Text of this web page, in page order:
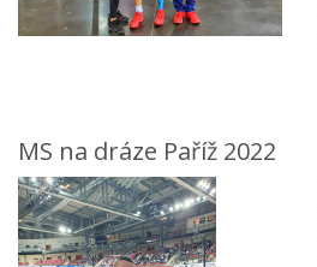
MS na dráze Paříž 2022